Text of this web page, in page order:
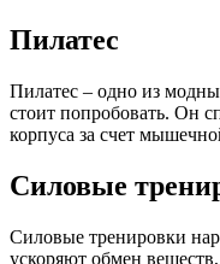
Пилатес
Пилатес – одно из
стоит попробовать. Он
корпуса за счет
Силовые
Силовые тренировки
ускоряют обмен